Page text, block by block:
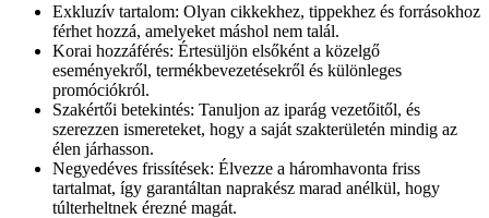
Exkluzív tartalom: Olyan cikkekhez, tippekhez és forrásokhoz
férhet hozzá, amelyeket máshol nem talál.
Korai hozzáférés: Értesüljön elsőként a közelgő
eseményekről, termékbevezetésekről és különleges
promóciókról.
Szakértői betekintés: Tanuljon az iparág vezetőitől, és
szerezzen ismereteket, hogy a saját szakterületén mindig az
élen járhasson.
Negyedéves frissítések: Élvezze a háromhavonta friss
tartalmat, így garantáltan naprakész marad anélkül, hogy
túlterheltnek érezné magát.